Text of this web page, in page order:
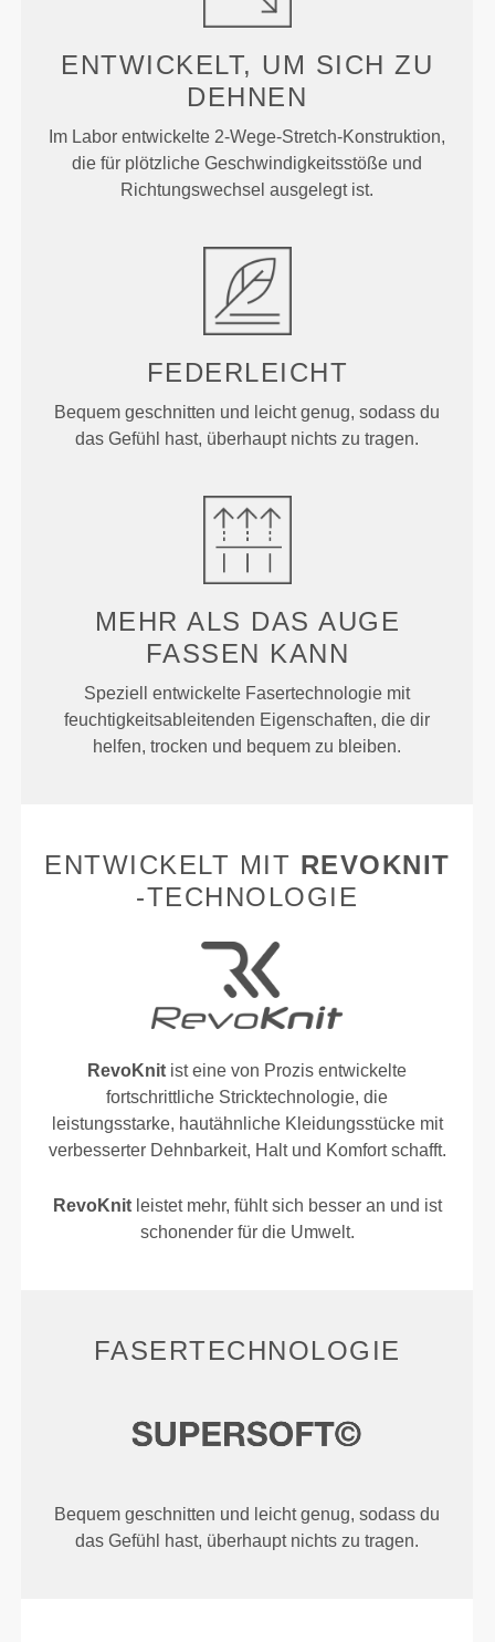
ENTWICKELT, UM SICH ZU
DEHNEN
Im Labor entwickelte 2-Wege-Stretch-Konstruktion,
die für plötzliche Geschwindigkeitsstöße und
Richtungswechsel ausgelegt ist.
FEDERLEICHT
Bequem geschnitten und leicht genug, sodass du
das Gefühl hast, überhaupt nichts zu tragen.
MEHR ALS DAS AUGE
FASSEN KANN
Speziell entwickelte Fasertechnologie mit
feuchtigkeitsableitenden Eigenschaften, die dir
helfen, trocken und bequem zu bleiben.
ENTWICKELT MIT REVOKNIT
-TECHNOLOGIE
RevoKnit ist eine von Prozis entwickelte
fortschrittliche Stricktechnologie, die
leistungsstarke, hautähnliche Kleidungsstücke mit
verbesserter Dehnbarkeit, Halt und Komfort schafft.
RevoKnitleistet mehr, fühlt sich besser an und ist
schonender für die Umwelt.
FASERTECHNOLOGIE
Bequem geschnitten und leicht genug, sodass du
das Gefühl hast, überhaupt nichts zu tragen.